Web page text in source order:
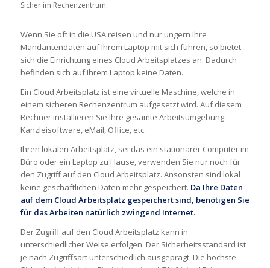
Sicher im Rechenzentrum.
Wenn Sie oft in die USA reisen und nur ungern Ihre
Mandantendaten auf Ihrem Laptop mit sich führen, so bietet
sich die Einrichtung eines Cloud Arbeitsplatzes an. Dadurch
befinden sich auf Ihrem Laptop keine Daten.
Ein Cloud Arbeitsplatz ist eine virtuelle Maschine, welche in
einem sicheren Rechenzentrum aufgesetzt wird. Auf diesem
Rechner installieren Sie Ihre gesamte Arbeitsumgebung:
Kanzleisoftware, eMail, Office, etc.
Ihren lokalen Arbeitsplatz, sei das ein stationärer Computer im
Büro oder ein Laptop zu Hause, verwenden Sie nur noch für
den Zugriff auf den Cloud Arbeitsplatz. Ansonsten sind lokal
keine geschäftlichen Daten mehr gespeichert. Da Ihre Daten
auf dem Cloud Arbeitsplatz gespeichert sind, benötigen Sie
für das Arbeiten natürlich zwingend Internet.
Der Zugriff auf den Cloud Arbeitsplatz kann in
unterschiedlicher Weise erfolgen. Der Sicherheitsstandard ist
je nach Zugriffsart unterschiedlich ausgeprägt. Die höchste